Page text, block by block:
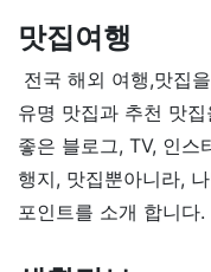
맛집여행
전국 해외 여행,맛집
유명 맛집과 추천 맛
좋은 블로그, TV, 인스
행지, 맛집뿐아니라,
포인트를 소개 합니다.